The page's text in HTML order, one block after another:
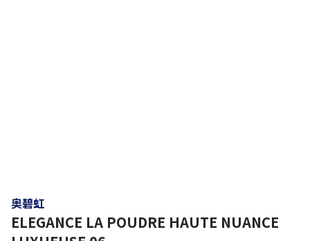
奥碧虹
ELEGANCE LA POUDRE HAUTE NUANCE